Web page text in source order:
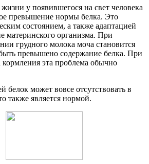
у появившегося на свет человека
превышение нормы белка. Это
состоянием, а также адаптацией
материнского организма. При
грудного молока моча становится
превышено содержание белка. При
эта проблема обычно
белок может вовсе отсутствовать в
также является нормой.